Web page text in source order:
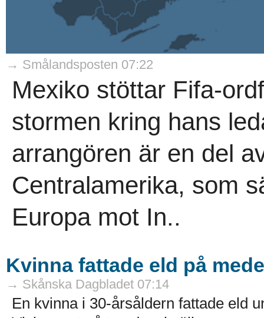
→ Smålandsposten 07:22
Mexiko stöttar Fifa-
stormen kring hans
arrangören är en del
Centralamerika, som
Europa mot In..
Kvinna fattade eld på
→ Skånska Dagbladet 07:14
En kvinna i 30-årsåldern fattade eld